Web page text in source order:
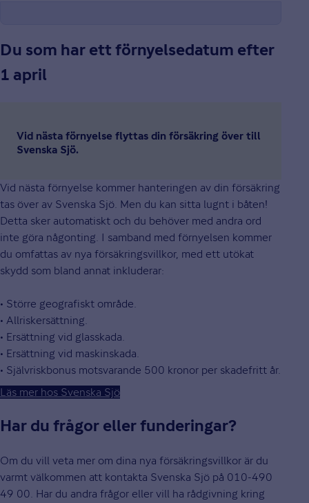
Du som har ett förnyelsedatum efter
1 april
Vid nästa förnyelse flyttas din försäkring över till
Svenska Sjö.
Vid nästa förnyelse kommer hanteringen av din försäkring
tas över av Svenska Sjö. Men du kan sitta lugnt i båten!
Detta sker automatiskt och du behöver med andra ord
inte göra någonting. I samband med förnyelsen kommer
du omfattas av nya försäkringsvillkor, med ett utökat
skydd som bland annat inkluderar:
• Större geografiskt område.
• Allriskersättning.
• Ersättning vid glasskada.
• Ersättning vid maskinskada.
• Självriskbonus motsvarande 500 kronor per skadefritt år.
Läs mer hos Svenska Sjö
Har du frågor eller funderingar?
Om du vill veta mer om dina nya försäkringsvillkor är du
varmt välkommen att kontakta Svenska Sjö på 010-490
49 00. Har du andra frågor eller vill ha rådgivning kring